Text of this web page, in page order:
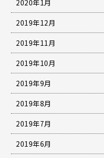
2020年1月
2019年12月
2019年11月
2019年10月
2019年9月
2019年8月
2019年7月
2019年6月